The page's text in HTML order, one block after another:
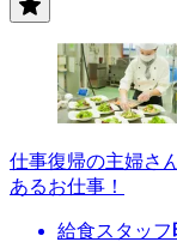
仕事復帰の主婦さ
あるお仕事！
給食スタッフ